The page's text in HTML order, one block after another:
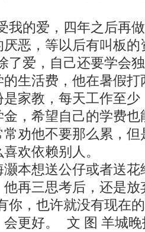
我的爱，四年之后再
恶，等以后有叫板的
了爱，自己还要学会
生活费，他在暑假
家教，每天工作至少
，希望自己的学费也
劝他不要那么累，
欢依赖别人。
想送公仔或者送花
再三思考后，还是
你，也许就没有现在
更好。
文 图 羊城